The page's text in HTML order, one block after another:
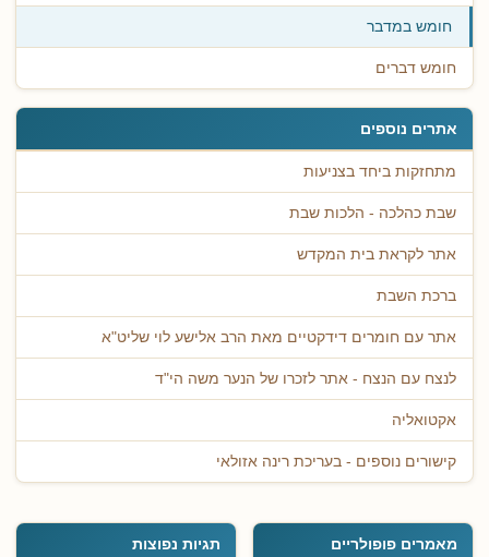
חומש במדבר
חומש דברים
אתרים נוספים
מתחזקות ביחד בצניעות
שבת כהלכה - הלכות שבת
אתר לקראת בית המקדש
ברכת השבת
אתר עם חומרים דידקטיים מאת הרב אלישע לוי שליט"א
לנצח עם הנצח - אתר לזכרו של הנער משה הי"ד
אקטואליה
קישורים נוספים - בעריכת רינה אזולאי
מאמרים פופולריים תגיות נפוצות